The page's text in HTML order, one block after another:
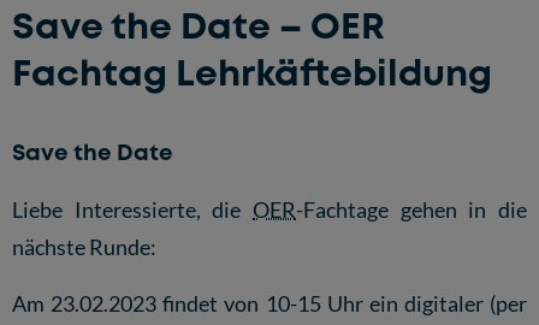
Save the Date – OER
Fachtag Lehrkäftebildung
Save the Date
Liebe Interessierte, die OER-Fachtage gehen in die
nächste Runde:
Am 23.02.2023 findet von 10-15 Uhr ein digitaler (per